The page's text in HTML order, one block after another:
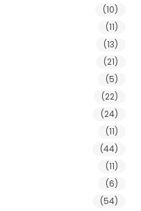
(10)
(11)
(13)
(21)
(5)
(22)
(24)
(11)
(44)
(11)
(6)
(54)